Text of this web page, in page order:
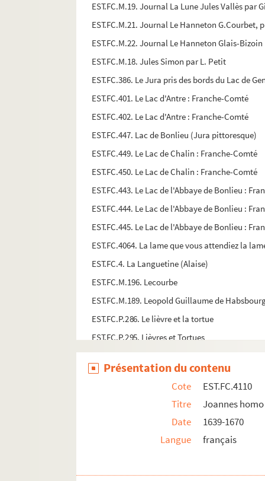
EST.FC.M.19. Journal La Lune Jules Vallès par
EST.FC.M.21. Journal Le Hanneton G.Courbet,
EST.FC.M.22. Journal Le Hanneton Glais-
EST.FC.M.18. Jules Simon par L. Petit
EST.FC.386. Le Jura pris des bords du Lac de
EST.FC.401. Le Lac d'Antre : Franche-Comté
EST.FC.402. Le Lac d'Antre : Franche-Comté
EST.FC.447. Lac de Bonlieu (Jura pittoresque)
EST.FC.449. Le Lac de Chalin : Franche-Comté
EST.FC.450. Le Lac de Chalin : Franche-Comté
EST.FC.443. Le Lac de l'Abbaye de Bonlieu :
EST.FC.444. Le Lac de l'Abbaye de Bonlieu :
EST.FC.445. Le Lac de l'Abbaye de Bonlieu :
EST.FC.4064. La lame que vous attendiez la
EST.FC.4. La Languetine (Alaise)
EST.FC.M.196. Lecourbe
EST.FC.M.189. Leopold Guillaume de
EST.FC.P.286. Le lièvre et la tortue
EST.FC.P.295. Lièvres et Tortues
EST.FC.4084. Liqueurs Cusenier
EST.FC.284. Lisière à Gressoux (Haute-Saône)
EST.FC.4030. Lons-le-Saunier. - Fêtes à
EST.FC.M.39. Louis Pasteur
EST.FC.M.209. Louis Pasteur
EST.FC.296. Lure : Haute-Saône
Présentation du contenu
Cote
EST.FC.4110
Titre
Joannes
Date
1639-1670
Langue
français